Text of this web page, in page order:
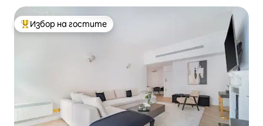
Най-популярен избор на гостите
Избор на гостите